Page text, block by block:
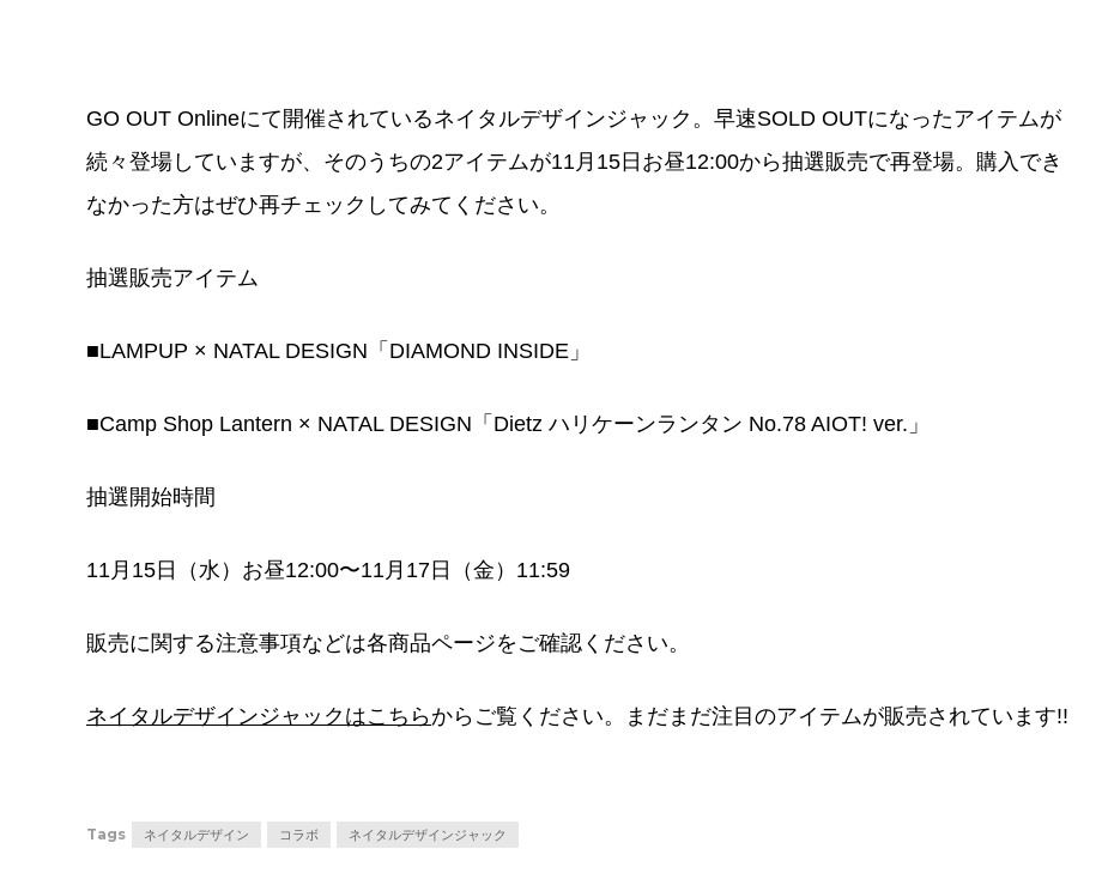
GO OUT Onlineにて開催されているネイタルデザインジャック。早速SOLD OUTになったアイテムが
続々登場していますが、そのうちの2アイテムが11月15日お昼12:00から抽選販売で再登場。購入でき
なかった方はぜひ再チェックしてみてください。
抽選販売アイテム
■LAMPUP × NATAL DESIGN「DIAMOND INSIDE」
■Camp Shop Lantern × NATAL DESIGN「Dietz ハリケーンランタン No.78 AIOT! ver.」
抽選開始時間
11月15日（水）お昼12:00〜11月17日（金）11:59
販売に関する注意事項などは各商品ページをご確認ください。
ネイタルデザインジャックはこちらからご覧ください。まだまだ注目のアイテムが販売されています!!
Tags ネイタルデザイン コラボ ネイタルデザインジャック